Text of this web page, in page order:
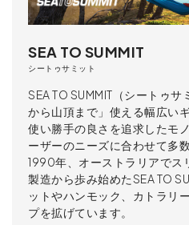
SEA TO SUMMIT
シートゥサミット
SEA TO SUMMIT（シートゥ
から山頂まで」使える幅広い
使い勝手の良さを追求したモ
ーザーのニーズに合わせて多
1990年、オーストラリアでス
製造から歩み始めたSEA TO
ットやハンモック、カトラリ
プを拡げています。